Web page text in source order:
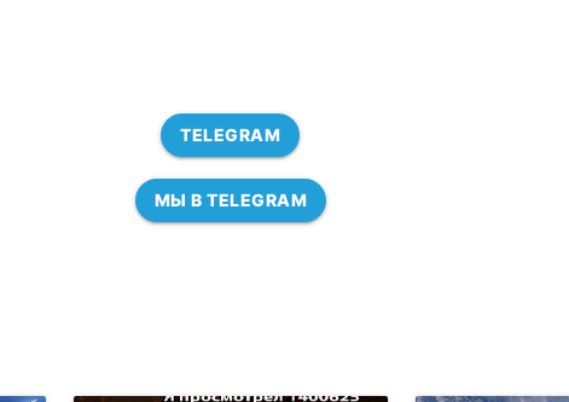
TELEGRAM
МЫ В TELEGRAM